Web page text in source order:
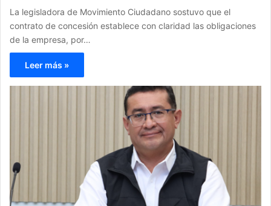
La legisladora de Movimiento Ciudadano sostuvo que el
contrato de concesión establece con claridad las obligaciones
de la empresa, por…
Leer más »